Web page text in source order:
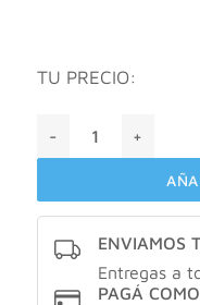
TU PRECIO:
ENVIAMOS
Entregas a
PAGÁ